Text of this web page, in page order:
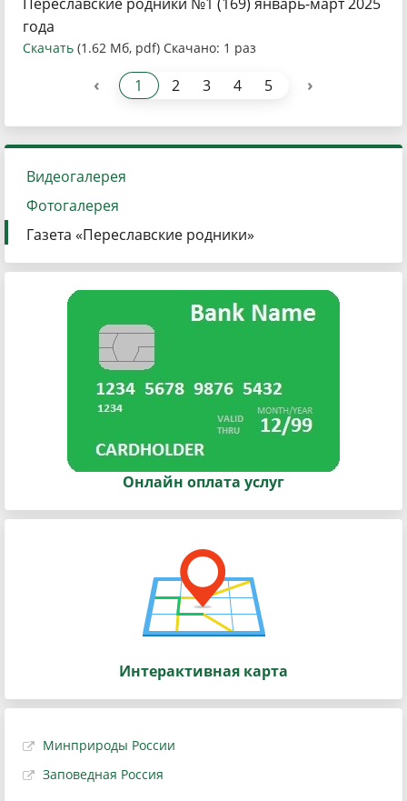
года
Скачать (1.62 Мб, pdf) Скачано: 1 раз
‹ 1 2 3 4 5 ›
Видеогалерея
Фотогалерея
Газета «Переславские родники»
Онлайн оплата услуг
Интерактивная карта
Минприроды России
Заповедная Россия